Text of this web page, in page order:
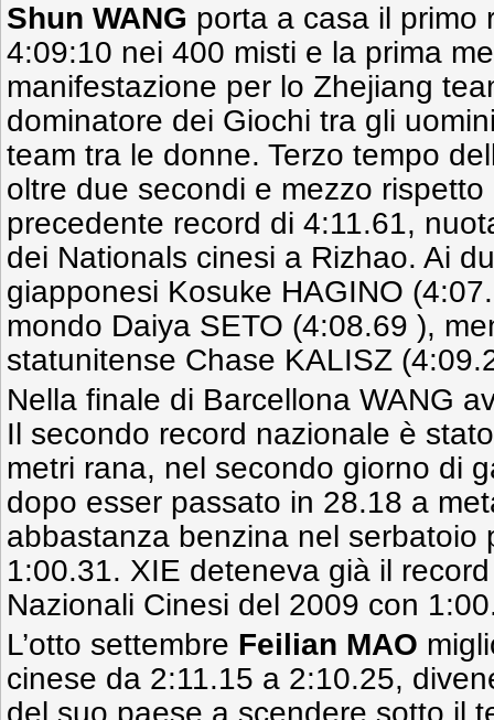
Shun WANG porta a casa il primo
4:09:10 nei 400 misti e la prima
manifestazione per lo Zhejiang
dominatore dei Giochi tra gli
team tra le donne. Terzo tempo
oltre due secondi e mezzo
precedente record di 4:11.61,
dei Nationals cinesi a Rizhao. Ai
giapponesi Kosuke HAGINO
mondo Daiya SETO (4:08.69 ),
statunitense Chase KALISZ
Nella finale di Barcellona WANG
Il secondo record nazionale è
metri rana, nel secondo giorno di
dopo esser passato in 28.18 a
abbastanza benzina nel serbatoio
1:00.31. XIE deteneva già il
Nazionali Cinesi del 2009 con
L’otto settembre Feilian MAO
cinese da 2:11.15 a 2:10.25,
del suo paese a scendere sotto il